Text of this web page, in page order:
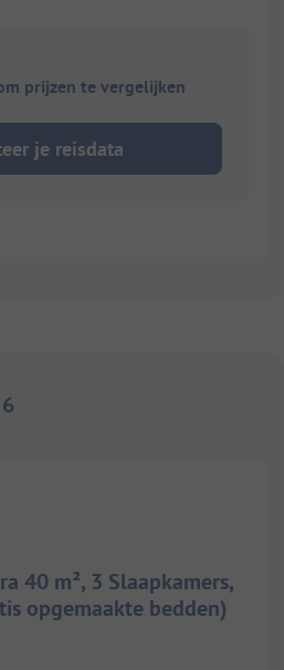
prijzen te vergelijken
je reisdata
6
40 m², 3 Slaapkamers,
opgemaakte bedden)